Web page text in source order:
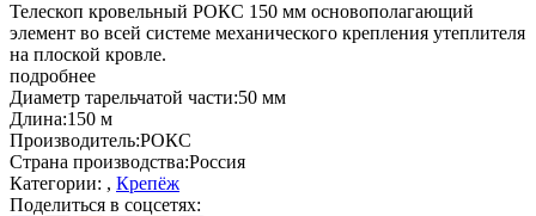
Телескоп кровельный РОКС 150 мм основополагающий
элемент во всей системе механического крепления утеплителя
на плоской кровле.
подробнее
Диаметр тарельчатой части:50 мм
Длина:150 м
Производитель:РОКС
Страна производства:Россия
Категории: , Крепёж
Поделиться в соцсетях: